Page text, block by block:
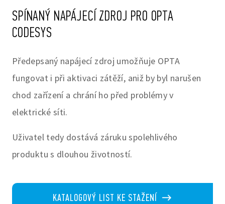
SPÍNANÝ NAPÁJECÍ ZDROJ PRO OPTA
CODESYS
Předepsaný napájecí zdroj umožňuje OPTA
fungovat i při aktivaci zátěží, aniž by byl narušen
chod zařízení a chrání ho před problémy v
elektrické síti.
Uživatel tedy dostává záruku spolehlivého
produktu s dlouhou životností.
KATALOGOVÝ LIST KE STAŽENÍ